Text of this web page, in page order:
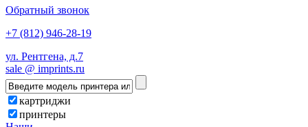
Обратный звонок
+7 (812) 946-28-19
ул. Рентгена, д.7
sale @ imprints.ru
картриджи
принтеры